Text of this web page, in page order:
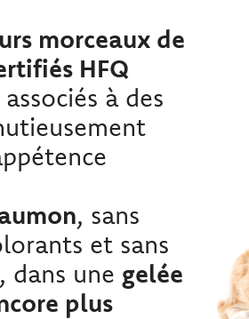
morceaux de
HFQ
à des
, sans
et sans
dans une gelée
plus